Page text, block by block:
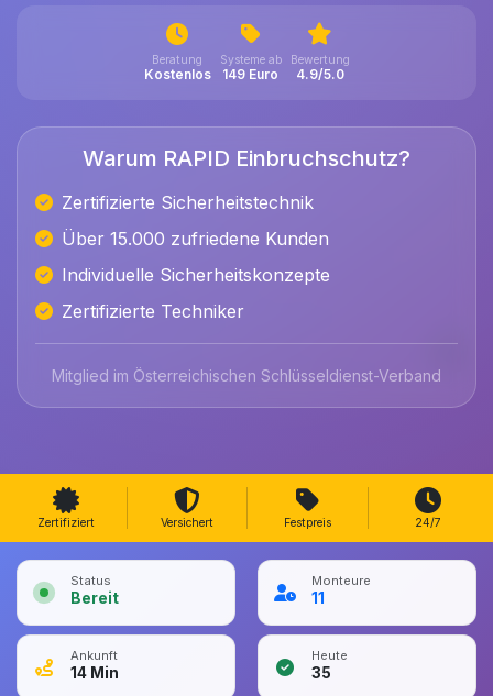
Beratung
Kostenlos
Systeme ab
149 Euro
Bewertung
4.9/5.0
Warum RAPID Einbruchschutz?
Zertifizierte Sicherheitstechnik
Über 15.000 zufriedene Kunden
Individuelle Sicherheitskonzepte
Zertifizierte Techniker
Mitglied im Österreichischen Schlüsseldienst-Verband
Zertifiziert Versichert Festpreis 24/7
Status
Bereit
Monteure
11
Ankunft
14 Min
Heute
35